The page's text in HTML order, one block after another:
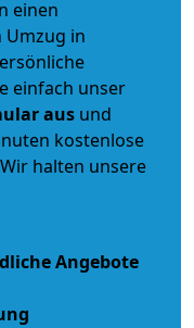
einen
Umzug in
einfach unser
aus und
kostenlose
halten unsere
Angebote